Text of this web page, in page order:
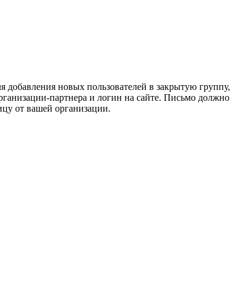
новых пользователей в закрытую группу,
партнера и логин на сайте. Письмо должно
от вашей организации.